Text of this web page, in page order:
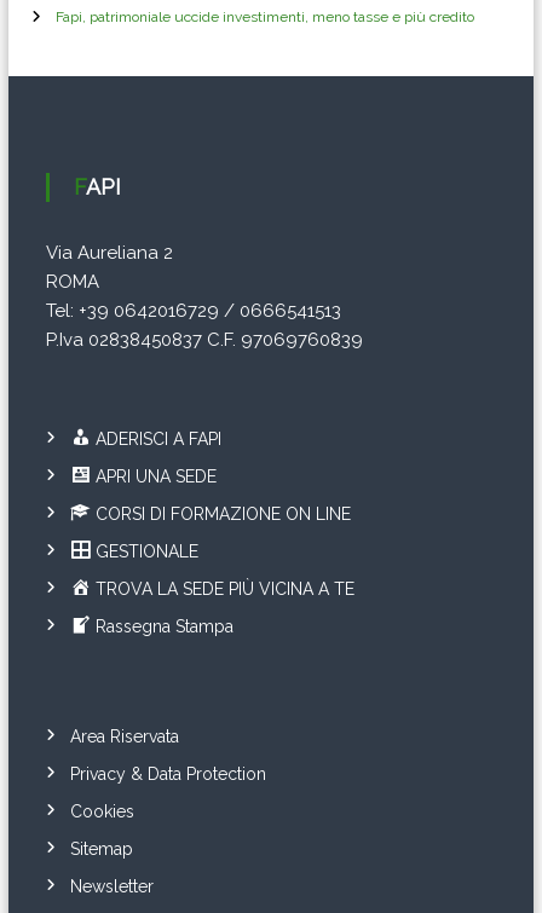
r
t
c
o
Fapi, patrimoniale uccide investimenti, meno tasse e più credito
FAPI
Via Aureliana 2
ROMA
Tel: +39 0642016729 / 0666541513
P.Iva 02838450837 C.F. 97069760839
ADERISCI A FAPI
APRI UNA SEDE
CORSI DI FORMAZIONE ON LINE
GESTIONALE
TROVA LA SEDE PIÙ VICINA A TE
Rassegna Stampa
Area Riservata
Privacy & Data Protection
Cookies
Sitemap
Newsletter